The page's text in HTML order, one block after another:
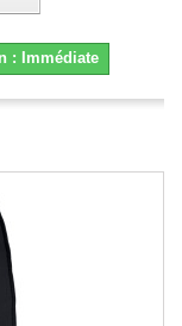
: Immédiate